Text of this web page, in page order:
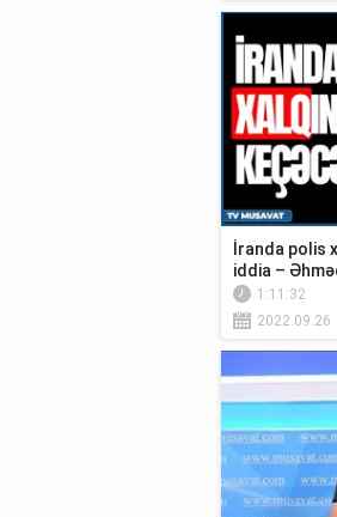
İranda polis
iddia –
1:11:32
2022.09.26